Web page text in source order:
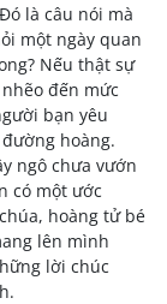
là câu nói mà
một ngày quan
Nếu thật sự
đến mức
bạn yêu
hoàng.
ngô chưa vướn
có một ước
hoàng tử bé
lên mình
lời chúc